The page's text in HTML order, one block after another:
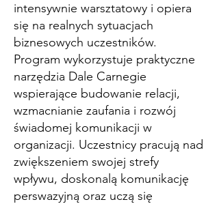
intensywnie warsztatowy i opiera
się na realnych sytuacjach
biznesowych uczestników.
Program wykorzystuje praktyczne
narzędzia Dale Carnegie
wspierające budowanie relacji,
wzmacnianie zaufania i rozwój
świadomej komunikacji w
organizacji. Uczestnicy pracują nad
zwiększeniem swojej strefy
wpływu, doskonalą komunikację
perswazyjną oraz uczą się